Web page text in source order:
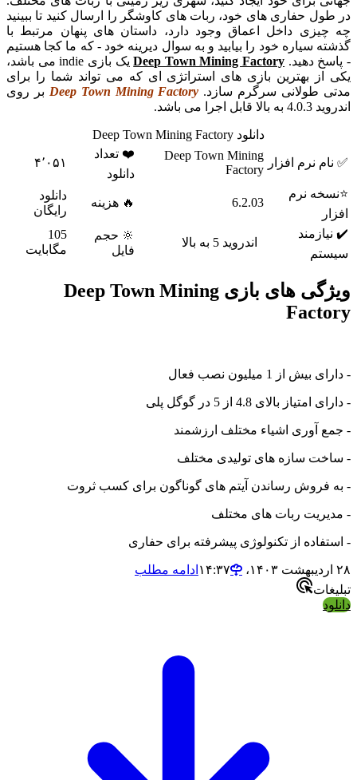
در طول حفاری های خود، ربات های کاوشگر را ارسال کنید تا ببینید
چه چیزی داخل اعماق وجود دارد، داستان های پنهان مرتبط با
گذشته سیاره خود را بیابید و به سوال دیرینه خود - که ما کجا هستیم
- پاسخ دهید. Deep Town Mining Factory
یک بازی indie می باشد،
یکی از بهترین بازی های استراتژی ای که می تواند شما را برای
مدتی طولانی سرگرم سازد. Deep Town Mining Factory بر روی
اندروید 4.0.3 به بالا قابل اجرا می باشد.
دانلود Deep Town Mining Factory
✅ نام نرم افزار
Deep Town Mining
Factory
❤️ تعداد
دانلود
۴٬۰۵۱
⭐نسخه نرم
افزار
6.2.03 🔥 هزینه
دانلود
رایگان
✔️ نیازمند
سیستم
اندروید 5 به بالا
🔆 حجم
فایل
105
مگابایت
ویژگی های بازی Deep Town Mining
Factory
- دارای بیش از 1 میلیون نصب فعال
- دارای امتیاز بالای 4.8 از 5 در گوگل پلی
- جمع آوری اشیاء مختلف ارزشمند
- ساخت سازه های تولیدی مختلف
- به فروش رساندن آیتم های گوناگون برای کسب ثروت
- مدیریت ربات های مختلف
- استفاده از تکنولوژی پیشرفته برای حفاری
۲۸ اردیبهشت ۱۴۰۳،‏ ۱۴:۳۷
ادامه مطلب
تبلیغات
دانلود